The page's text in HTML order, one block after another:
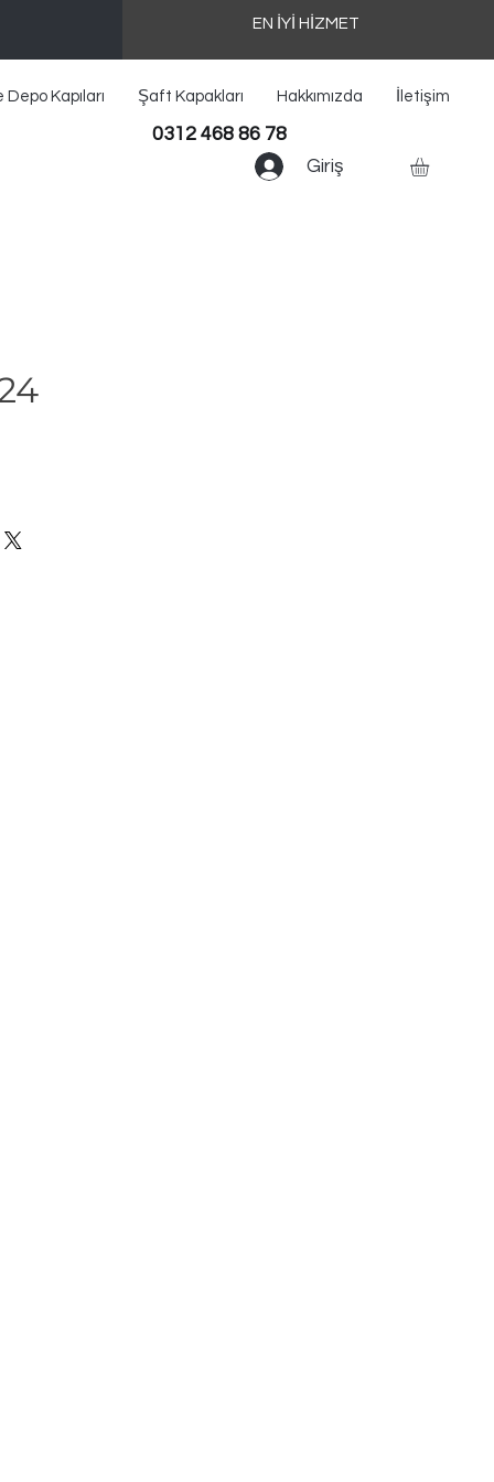
EN İYİ HİZMET
Depo Kapıları Şaft Kapakları Hakkımızda İletişim
Giriş
0312 468 86 78